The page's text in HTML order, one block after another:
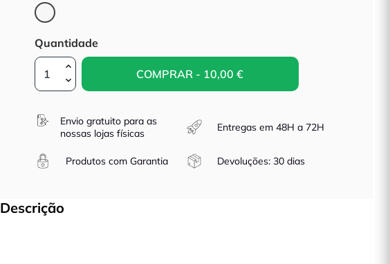
Transparente
Quantidade
COMPRAR - 10,00 €
Envio gratuito para as
nossas lojas físicas
Entregas em 48H a 72H
Produtos com Garantia Devoluções: 30 dias
Descrição